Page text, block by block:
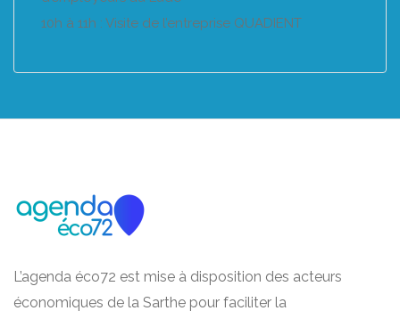
10h à 11h : Visite de l’entreprise QUADIENT
L’agenda éco72 est mise à disposition des acteurs
économiques de la Sarthe pour faciliter la